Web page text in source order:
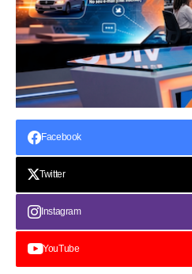
Facebook
Twitter
Instagram
YouTube